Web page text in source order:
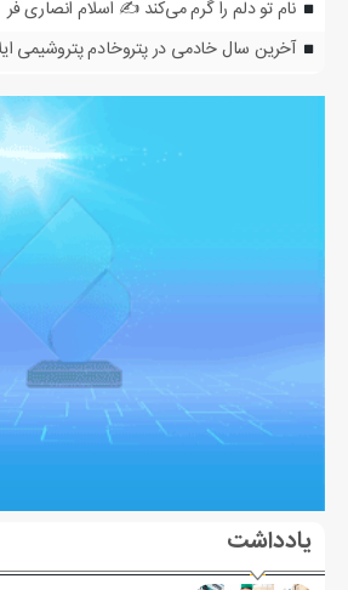
نام تو دلم را گرم می‌کند ✍️ اسلام انصاری فر
آخرین سال خادمی در پتروخادم پتروشیمی
یادداشت